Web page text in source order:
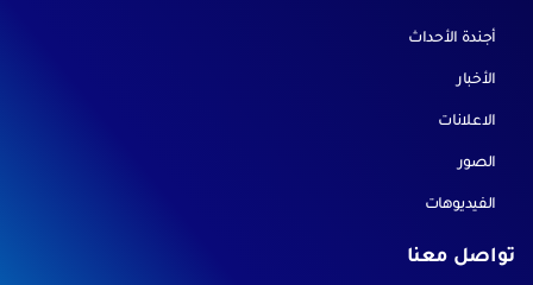
أجندة الأحداث
الأخبار
الاعلانات
الصور
الفيديوهات
تواصل معنا